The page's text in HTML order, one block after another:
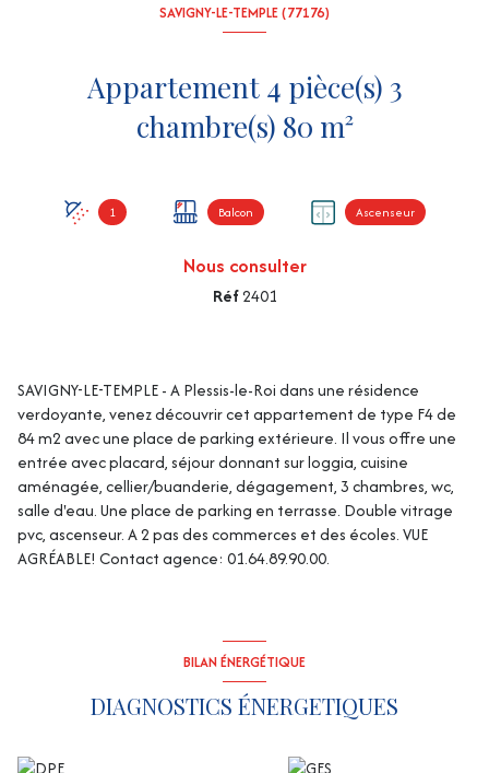
SAVIGNY-LE-TEMPLE (77176)
Appartement 4 pièce(s) 3
chambre(s) 80 m²
1 Balcon Ascenseur
Nous consulter
Réf2401
SAVIGNY-LE-TEMPLE - A Plessis-le-Roi dans une résidence
verdoyante, venez découvrir cet appartement de type F4 de
84 m2 avec une place de parking extérieure. Il vous offre une
entrée avec placard, séjour donnant sur loggia, cuisine
aménagée, cellier/buanderie, dégagement, 3 chambres, wc,
salle d'eau. Une place de parking en terrasse. Double vitrage
pvc, ascenseur. A 2 pas des commerces et des écoles. VUE
AGRÉABLE! Contact agence: 01.64.89.90.00.
BILAN ÉNERGÉTIQUE
DIAGNOSTICS ÉNERGETIQUES